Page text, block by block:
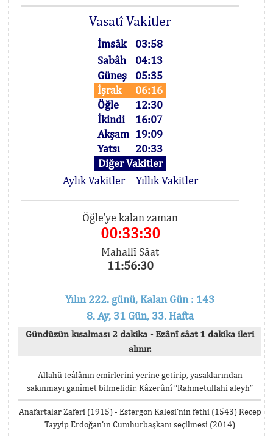
Vasatî Vakitler
İmsâk
03:58
Sabâh
04:13
Güneş
05:35
İşrak
06:16
Öğle
12:30
İkindi
16:07
Akşam 19:09
Yatsı
20:33
Diğer Vakitler
Aylık Vakitler
Yıllık Vakitler
Öğle'ye kalan zaman
00:33:30
Mahallî Sâat
11:56:30
Yılın 222. günü, Kalan Gün : 143
8. Ay, 31 Gün, 33. Hafta
Gündüzün kısalması 2 dakika - Ezânî sâat 1 dakika ileri
alınır.
Allahü teâlânın emirlerini yerine getirip, yasaklarından
sakınmayı ganîmet bilmelidir. Kâzerûnî “Rahmetullahi aleyh”
Anafartalar Zaferi (1915) - Estergon Kalesi’nin fethi (1543) Recep
Tayyip Erdoğan’ın Cumhurbaşkanı seçilmesi (2014)